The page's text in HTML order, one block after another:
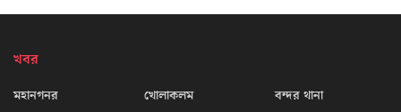
খবর
মহানগনর
খোলাকলম
বন্দর থানা